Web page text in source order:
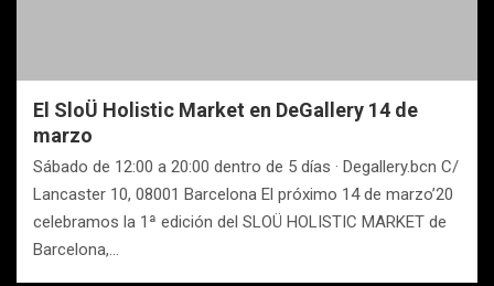
El SloÜ Holistic Market en DeGallery 14 de
marzo
Sábado de 12:00 a 20:00 dentro de 5 días · Degallery.bcn C/
Lancaster 10, 08001 Barcelona El próximo 14 de marzo’20
celebramos la 1ª edición del SLOÜ HOLISTIC MARKET de
Barcelona,…